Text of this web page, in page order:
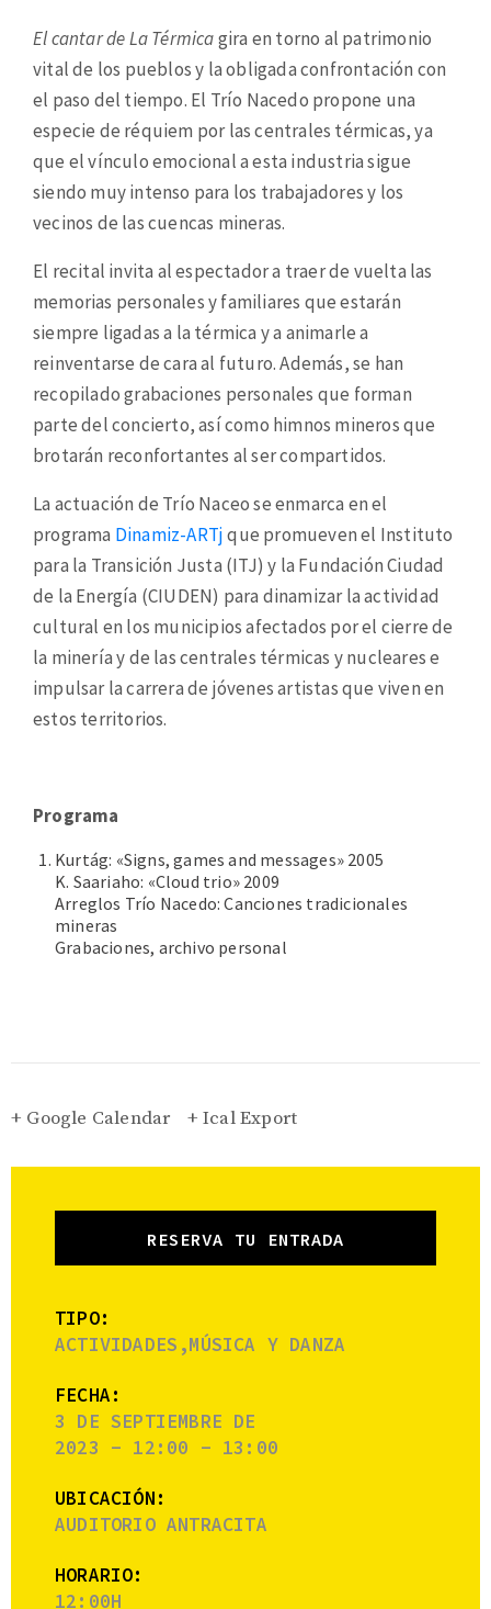
El cantar de La Térmicagira en torno al patrimonio
vital de los pueblos y la obligada confrontación con
el paso del tiempo. El Trío Nacedo propone una
especie de réquiem por las centrales térmicas, ya
que el vínculo emocional a esta industria sigue
siendo muy intenso para los trabajadores y los
vecinos de las cuencas mineras.
El recital invita al espectador a traer de vuelta las
memorias personales y familiares que estarán
siempre ligadas a la térmica y a animarle a
reinventarse de cara al futuro. Además, se han
recopilado grabaciones personales que forman
parte del concierto, así como himnos mineros que
brotarán reconfortantes al ser compartidos.
La actuación de Trío Naceo se enmarca en el
programa Dinamiz-ARTjque promueven el Instituto
para la Transición Justa (ITJ) y la Fundación Ciudad
de la Energía (CIUDEN) para dinamizar la actividad
cultural en los municipios afectados por el cierre de
la minería y de las centrales térmicas y nucleares e
impulsar la carrera de jóvenes artistas que viven en
estos territorios.
Programa
Kurtág: «Signs, games and messages» 2005
K. Saariaho: «Cloud trio» 2009
Arreglos Trío Nacedo: Canciones tradicionales
mineras
Grabaciones, archivo personal
+ Google Calendar + Ical Export
RESERVA TU ENTRADA
TIPO:
ACTIVIDADES,MÚSICA Y DANZA
FECHA:
3 DE SEPTIEMBRE DE
2023 - 12:00 - 13:00
UBICACIÓN:
AUDITORIO ANTRACITA
HORARIO:
12:00H